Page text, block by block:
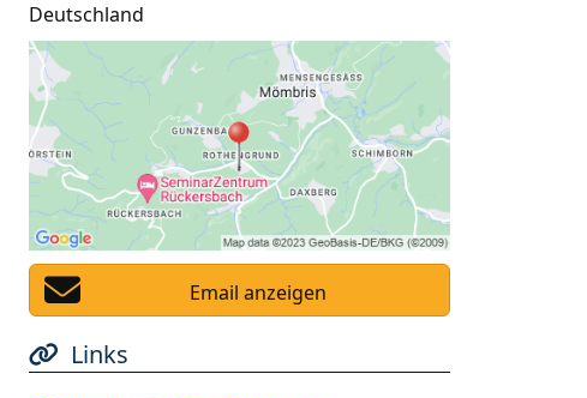
Deutschland
Email anzeigen
Links